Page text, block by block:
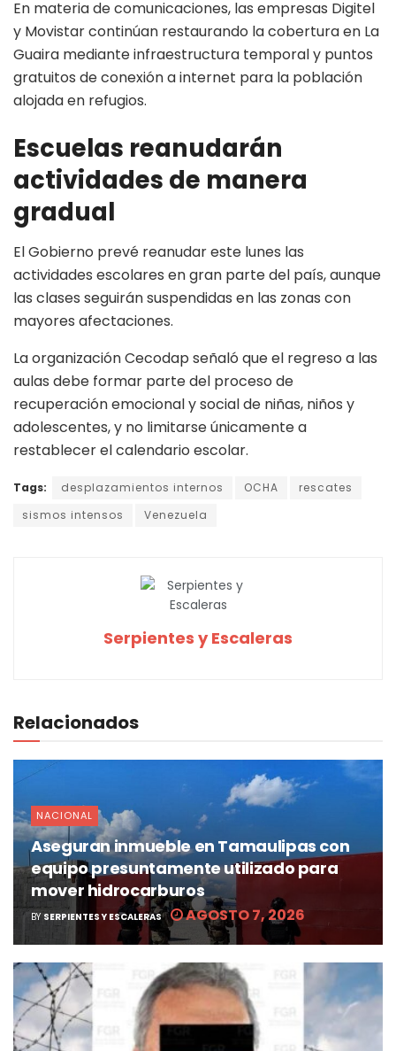
En materia de comunicaciones, las empresas Digitel
y Movistar continúan restaurando la cobertura en La
Guaira mediante infraestructura temporal y puntos
gratuitos de conexión a internet para la población
alojada en refugios.
Escuelas reanudarán
actividades de manera
gradual
El Gobierno prevé reanudar este lunes las
actividades escolares en gran parte del país, aunque
las clases seguirán suspendidas en las zonas con
mayores afectaciones.
La organización Cecodap señaló que el regreso a las
aulas debe formar parte del proceso de
recuperación emocional y social de niñas, niños y
adolescentes, y no limitarse únicamente a
restablecer el calendario escolar.
Tags: desplazamientos internos OCHA
rescates
sismos intensos
Venezuela
Serpientes y Escaleras
Relacionados
NACIONAL
Aseguran inmueble en Tamaulipas con
equipo presuntamente utilizado para
mover hidrocarburos
BY SERPIENTES Y ESCALERAS AGOSTO 7, 2026